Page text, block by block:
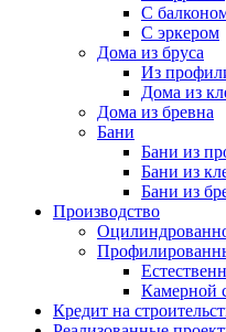
С
С эркером
Дома из бруса
Из
Дома из
Дома из бревна
Бани
Бани из
Бани из
Бани из
Производство
Камерной
Кредит на